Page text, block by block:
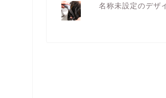
名称未設定のデザ